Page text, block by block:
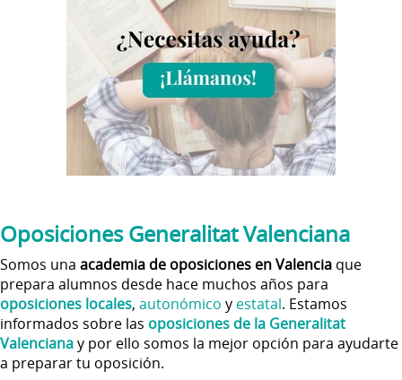
Oposiciones Generalitat Valenciana
Somos una academia de oposiciones en Valencia que
prepara alumnos desde hace muchos años para
oposiciones locales, autonómico y estatal. Estamos
informados sobre las oposiciones de la Generalitat
Valencianay por ello somos la mejor opción para ayudarte
a preparar tu oposición.